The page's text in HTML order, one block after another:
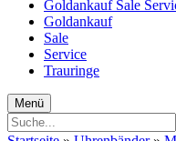
Goldankauf Sale
Goldankauf
Sale
Service
Trauringe
Menü